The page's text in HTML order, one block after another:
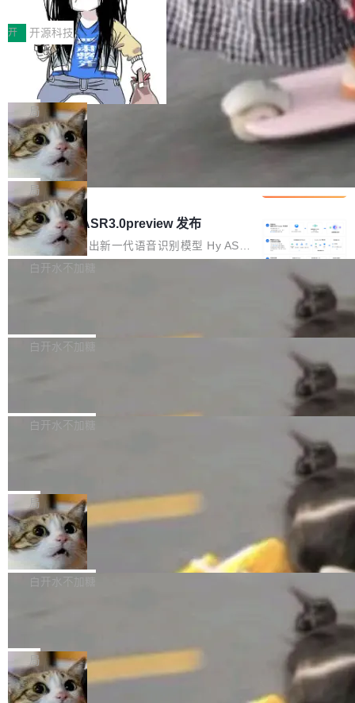
得住、用得稳、省得下、更安全！ 一、从现在开
始，Token使用一目...
q2Seq 和 DocAI 的共同发明人）以及 Oriol Vin
yals（Gemini 联合负责人，AlphaSta...
中文驱动的数字员工，自主理解需求、规划步
骤、编写代码。不挑模型、不挑平台，curl 一行
装完即用。 开源地址：Gitee · GitCode · GitHu
b 安装 支持 Java 8+（8~26）、macOS / Linu
x / Windows / Harmony PC。 # macOS / Linu
x / Harmony PC curl -fsSL https://solon.noea
r.org/solon...
价值潜能：华为云码道（CodeArts）
代码仓技术解析
一、代码仓深度理解技术的作用与价值 在软件工
程实践中，代码仓是企业核心知识资产的主要载
体。企业级代码仓库通常包含数十万乃至数百万
个文件，其规模远超单次模型调用可承载的上下
文窗口。随着项目规模的持续扩张与代码历史的
不断累积，代码仓中的模块关系、接口契约、业
务逻辑等关键信息往往分散于数十乃至数百个文
件之中，形成高度复杂的知识关联网络。传统的
代码检索手段（如关键词匹配、目录遍历）仅能
在语法层面完成文本定位，难以触及代码的语义
内涵与结构关联，导致开发者使用代码智能体在
理解大规模代码仓时面临显著"代码仓理解"瓶
颈。 代码仓深度理解服务（以下简称" CodeBas
e深度理解服务"）是华为云码道（CodeA...
开 开源科技
一条“删库”命令跑 17 小时，算法工程
师删光 89TB 数据只为干私活
最高人民检察院8月4日公布了一起案件：北京一
名90后算法工程师王某，为了给自己接的私活腾
服务器空间，删光了公司AI游戏部门的全部核心
数据。 王某2024年1月入职东城区某科技公司AI
短剧部门，有互联网大厂背景。在公司内部架构
调整期间，部门三次通知全员将数据从A集群迁
移到B集群，王某都回复了"收到"。 他没有迁移
数据。2024年9月3日下午4点，他使用此前登录
的账号密码进入A集群，输入了一条被程序员圈
称为"删库跑路"的命令——最高管理员权限、无
自研的多个文生3D和...
局
Cloudflare 分享推理优化实践：KV ca
che 量化 + 权重压缩，吞吐量提升 4
1%，成本降 30%
Kimi 和 GLM 是当前最强的大模型系列之一，但
它们有一个共同的问题：太吃显存了。月之暗面
的 Kimi K 系列和智谱的 GLM 都是长上下文、M
oE 架构的大模型，好用到让人上瘾，但 GPU 显
存永远不够用。 Cloudflare 的 Workers AI 团队
一直在跑这些模型的推理。他们在官方博客上发
整性保护。效果是：吞吐量提升 41%，每 token
局
腾讯混元 Hy ASR3.0preview 发布
腾讯混元正式推出新一代语音识别模型 Hy ASR
3.0preview。基于最新一代大语言模型 Hy3 的
让语音识别不再只是听清，而是真正听懂。通过
w 不要求标准普通话，方言识别覆盖粤语、吴语
白开水不加糖
新和少量网页兼容性修复版本。 Changes/fixe
容提供的字体时出现的几个问题 为避免音频加
质的最低采样率）的音频格式将被拒绝 修复了 C
SS 圆角虚线样式中可能存在的问题 如果表单中
的图像元素不在同一个子树中，则它们将不再关
联 加...
白开水不加糖
发布的 Release Notes，他利用 AI 工具（如 Co
最强的若干项。对于尚未正式发版的 PG 19，则
通过拉取过去一年内（从 PG 18 Beta1 时间点
至今）的所有 commit，同样交由 AI 分析提炼。
经过人工复核，准确度令人满意。这一方法也为
社区爱好者提供了高效跟踪新版本的思路。
白开水不加糖
维护工作一直与我的日常工作、家务、社交生活
和休闲娱乐竞争时间。" 这是 libexpat 维护者 S
ebastian Pipping 写在博客里的话。8 月 4 日，
他宣布了一个新消息：从 2026 年 8 月 1 日起，
他可以全职维护 libexpat 了，最长 6 个月。发
库之一。你的操作系统、浏览器、无数的基础设
施软件，很可能都在用它。而过去十年，维护它
的人一直在用业余...
局
Firefox 153.0.3 发布
Firefox 153.0.3 现已发布，具体更新内容如
下： New Smart Window 包含多项增强功能：
gi?id=2019042">Bug&nbsp;2019042</a>）</l
i> <li>现在，助手可以直接使用 Exa 的网络搜索
结果回答问题，而无需将问题转交给搜索引擎。
白开水不加糖
的 npm 包。项目的核心论点是：容器不适合 Ag
ent 计算。真正适合的，是 Isolate。 Cloudflare
工程师在这件事上没什么可谦虚的——他们用 W
局
OpenAI 公开邮件和聊天记录回应苹果